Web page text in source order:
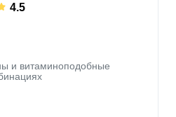
4.5
и витаминоподобные